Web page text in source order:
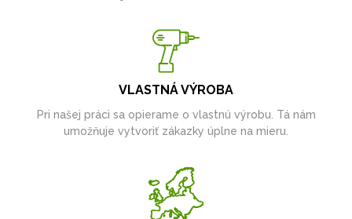
VLASTNÁ VÝROBA
Pri našej práci sa opierame o vlastnú výrobu. Tá nám
umožňuje vytvoriť zákazky úplne na mieru.